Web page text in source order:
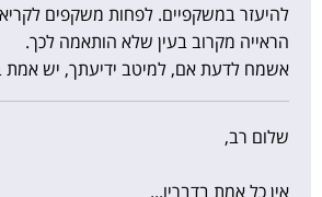
להיעזר במשקפיים. לפחות משקפים
הראייה מקרוב בעין שלא הותאמה לכך.
אשמח לדעת אם, למיטב ידיעתך, יש אמת
שלום רב,
אין כל אמת בדבריו...